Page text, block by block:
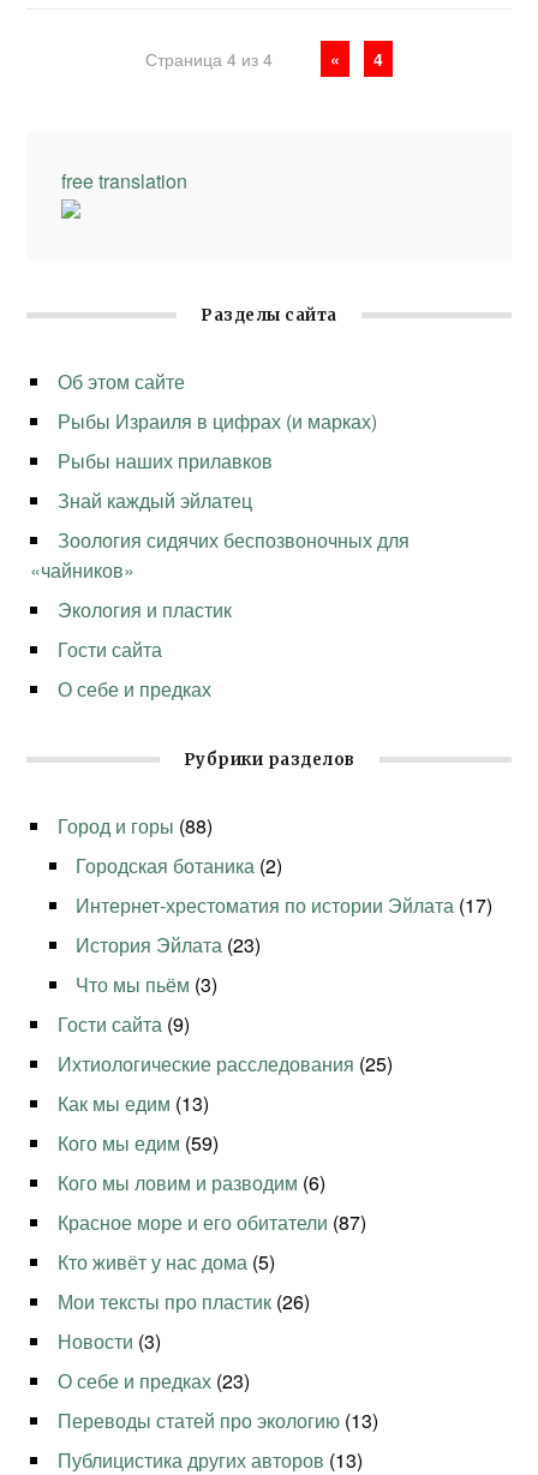
Страница 4 из 4 « 4
free translation
Разделы сайта
Об этом сайте
Рыбы Израиля в цифрах (и марках)
Рыбы наших прилавков
Знай каждый эйлатец
Зоология сидячих беспозвоночных для
«чайников»
Экология и пластик
Гости сайта
О себе и предках
Рубрики разделов
Город и горы (88)
Городская ботаника (2)
Интернет-хрестоматия по истории Эйлата (17)
История Эйлата (23)
Что мы пьём (3)
Гости сайта (9)
Ихтиологические расследования (25)
Как мы едим (13)
Кого мы едим (59)
Кого мы ловим и разводим (6)
Красное море и его обитатели (87)
Кто живёт у нас дома (5)
Мои тексты про пластик (26)
Новости (3)
О себе и предках (23)
Переводы статей про экологию (13)
Публицистика других авторов (13)